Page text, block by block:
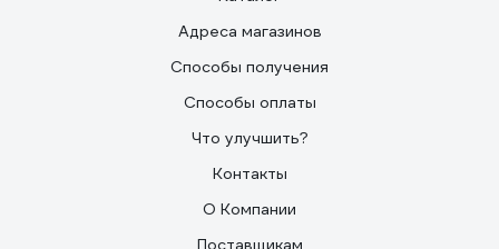
Адреса магазинов
Способы получения
Способы оплаты
Что улучшить?
Контакты
О Компании
Поставщикам